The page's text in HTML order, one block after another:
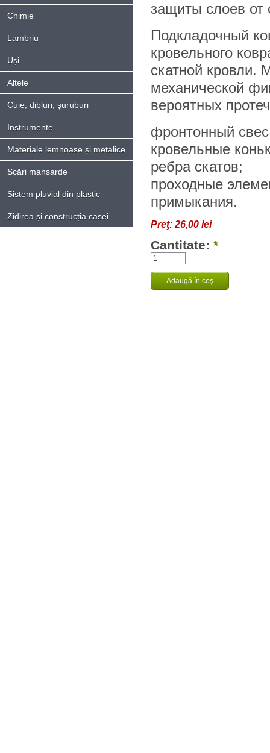
Chimie
Lambriu
Uși
Altele
Cuie, dibluri, șuruburi
Instrumente
Materiale lemnoase și metalice
Scări mansarde
Sistem pluvial din plastic
Zidirea și construcția casei
защиты слоев от
Подкладочный
кровельного
скатной кровли.
механической
вероятных
фронтонный
кровельные
ребра скатов;
проходные
примыкания.
Preţ: 26,00 lei
Cantitate: *